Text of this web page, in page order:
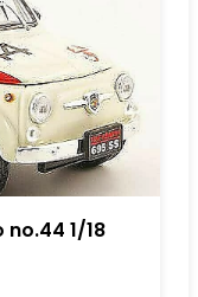
1/18